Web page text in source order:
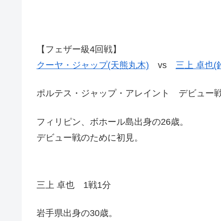
【フェザー級4回戦】
クーヤ・ジャップ(天熊丸木) vs 三上 卓也(
ポルテス・ジャップ・アレイント デビュー
フィリピン、ボホール島出身の26歳。
デビュー戦のために初見。
三上 卓也 1戦1分
岩手県出身の30歳。